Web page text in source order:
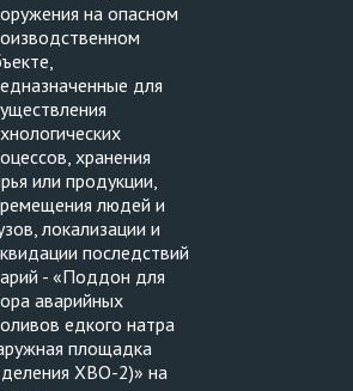
на опасном
для
хранения
или продукции,
людей и
локализации и
последствий
- «Поддон для
аварийных
едкого натра
площадка
ХВО-2)» на